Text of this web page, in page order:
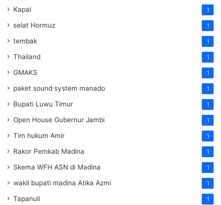
Kapal 1
selat Hormuz 1
tembak 1
Thailand 1
GMAKS 1
paket sound system manado 1
Bupati Luwu Timur 1
Open House Gubernur Jambi 1
Tim hukum Amir 1
Rakor Pemkab Madina 1
Skema WFH ASN di Madina 1
wakil bupati madina Atika Azmi 1
Tapanuli 1